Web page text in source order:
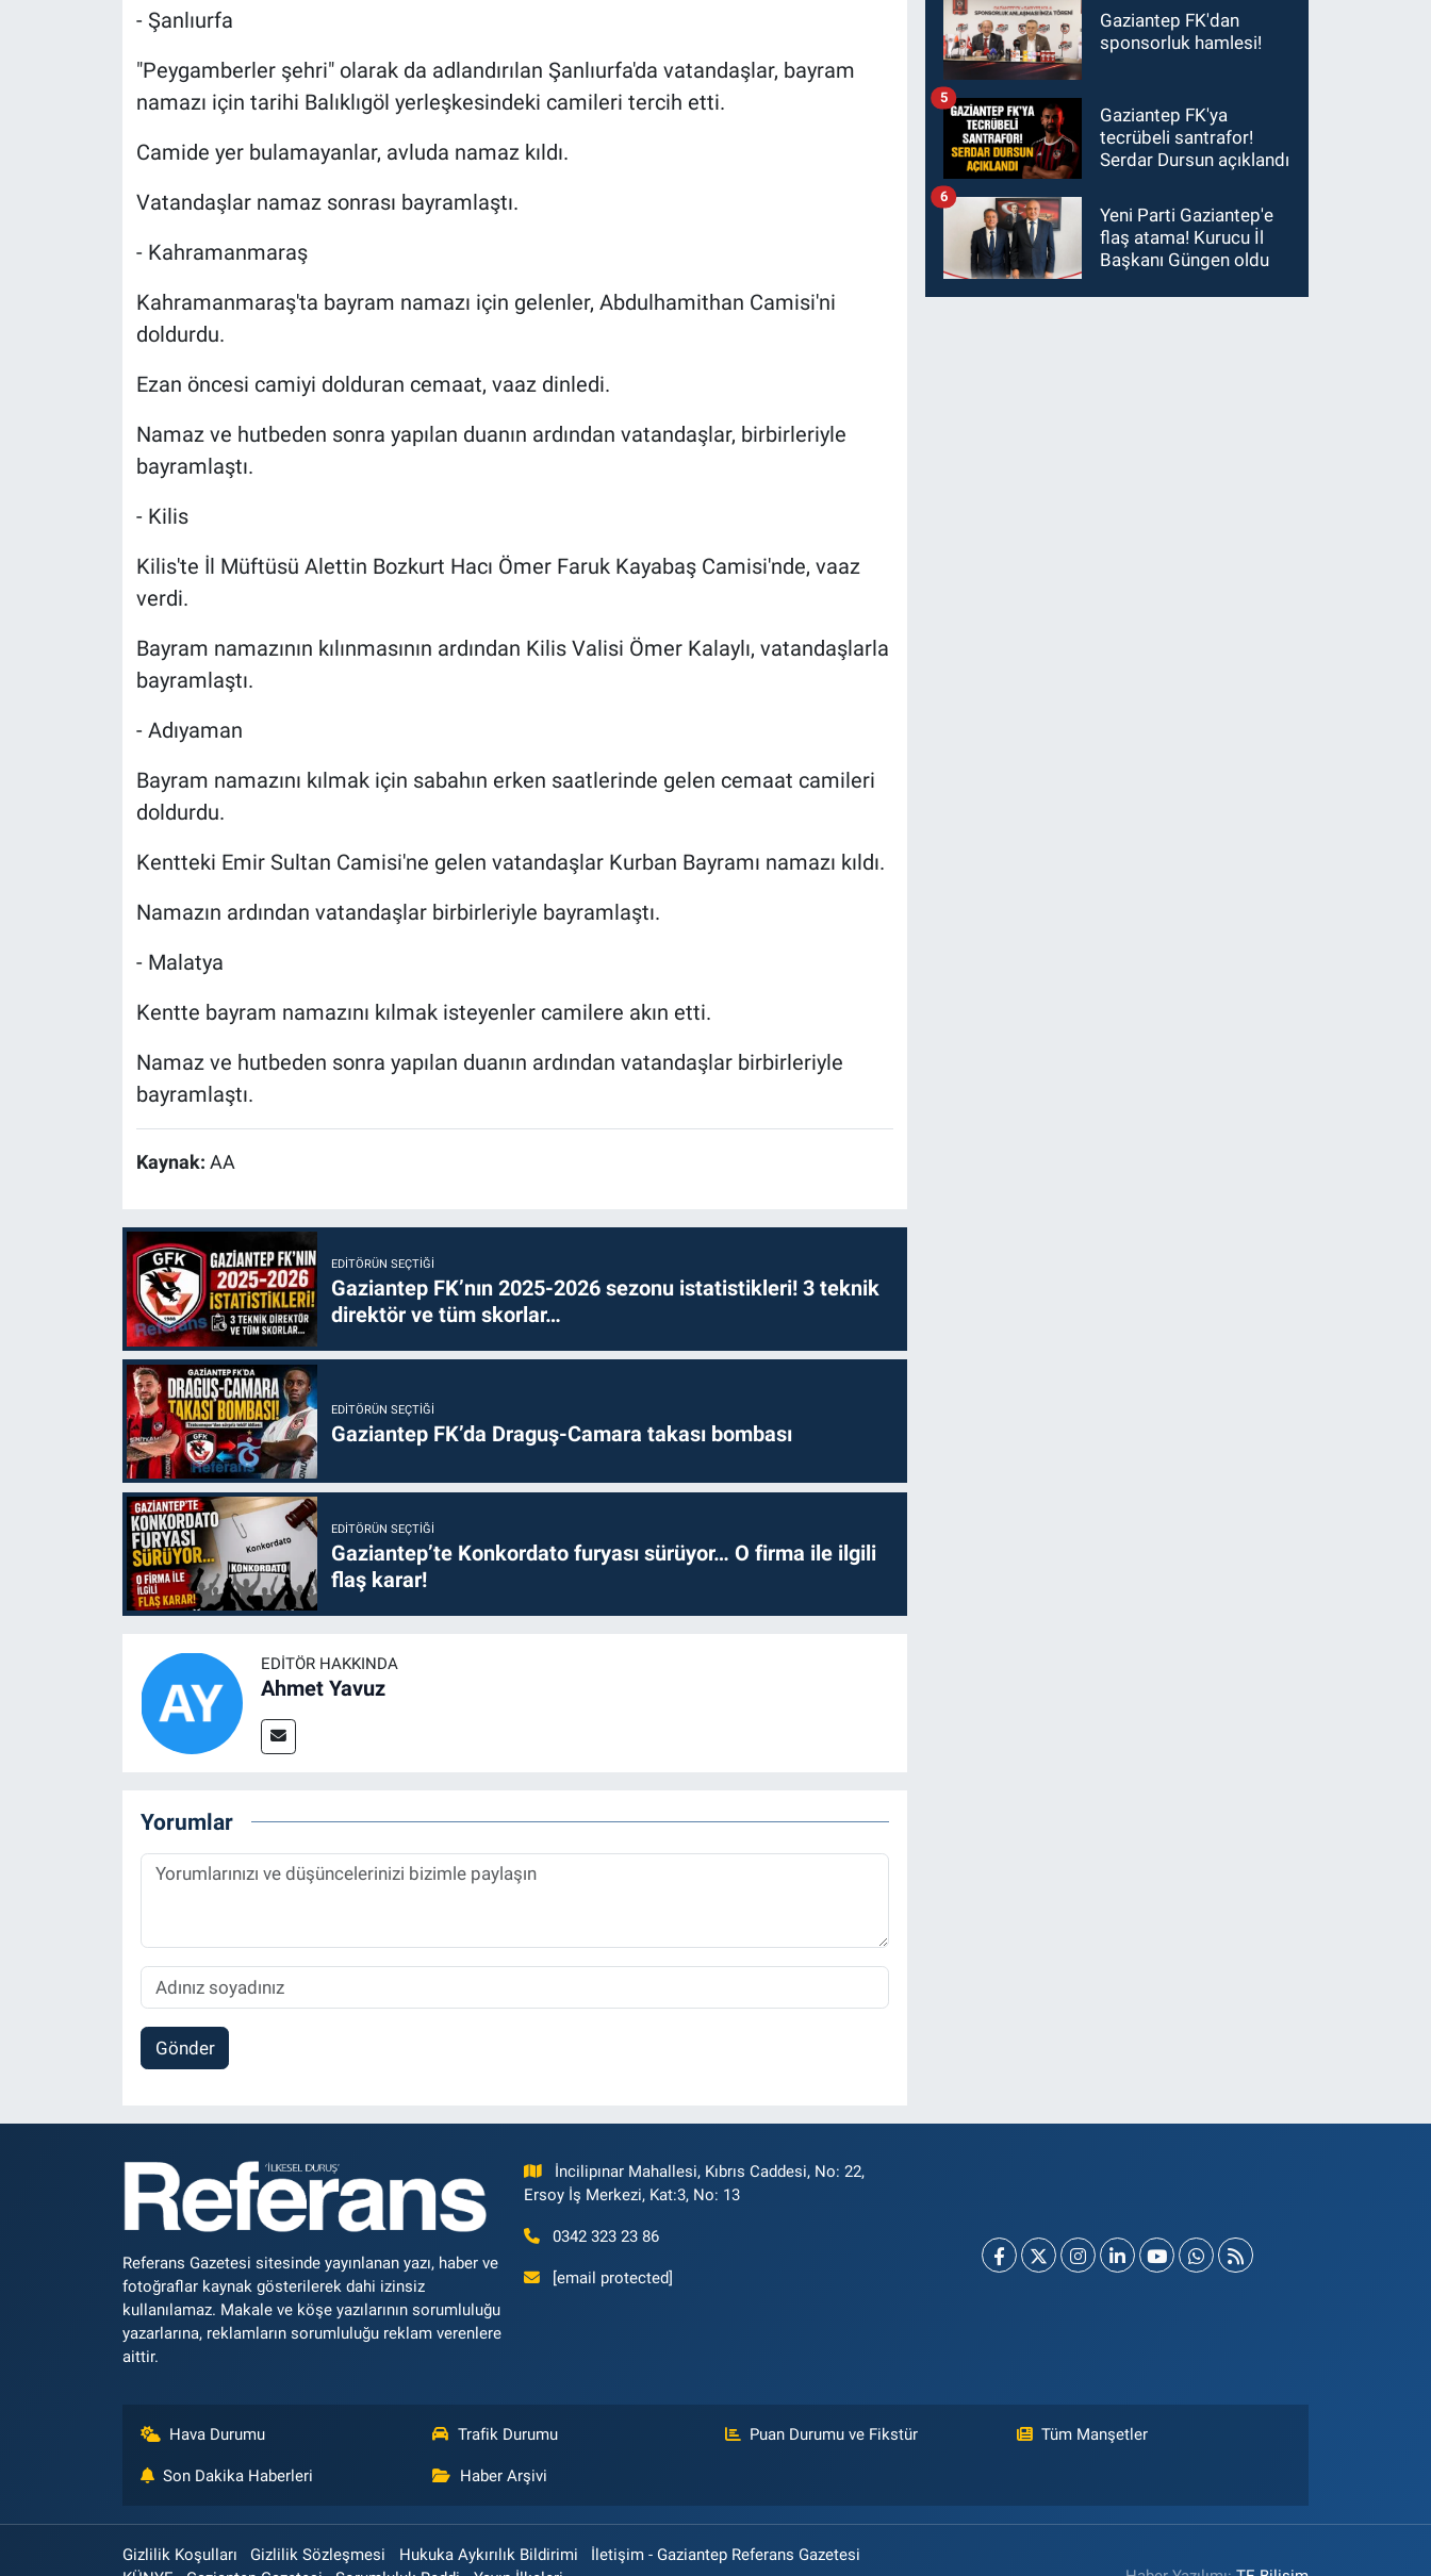
- Şanlıurfa
"Peygamberler şehri" olarak da adlandırılan Şanlıurfa'da vatandaşlar, bayram
namazı için tarihi Balıklıgöl yerleşkesindeki camileri tercih etti.
Camide yer bulamayanlar, avluda namaz kıldı.
Vatandaşlar namaz sonrası bayramlaştı.
- Kahramanmaraş
Kahramanmaraş'ta bayram namazı için gelenler, Abdulhamithan Camisi'ni
doldurdu.
Ezan öncesi camiyi dolduran cemaat, vaaz dinledi.
Namaz ve hutbeden sonra yapılan duanın ardından vatandaşlar, birbirleriyle
bayramlaştı.
- Kilis
Kilis'te İl Müftüsü Alettin Bozkurt Hacı Ömer Faruk Kayabaş Camisi'nde, vaaz
verdi.
Bayram namazının kılınmasının ardından Kilis Valisi Ömer Kalaylı, vatandaşlarla
bayramlaştı.
- Adıyaman
Bayram namazını kılmak için sabahın erken saatlerinde gelen cemaat camileri
doldurdu.
Kentteki Emir Sultan Camisi'ne gelen vatandaşlar Kurban Bayramı namazı kıldı.
Namazın ardından vatandaşlar birbirleriyle bayramlaştı.
- Malatya
Kentte bayram namazını kılmak isteyenler camilere akın etti.
Namaz ve hutbeden sonra yapılan duanın ardından vatandaşlar birbirleriyle
bayramlaştı.
Kaynak: AA
EDITÖRÜN SEÇTIĞI
Gaziantep FK’nın 2025-2026 sezonu istatistikleri! 3 teknik
direktör ve tüm skorlar…
EDITÖRÜN SEÇTIĞI
Gaziantep FK’da Draguş-Camara takası bombası
EDITÖRÜN SEÇTIĞI
Gaziantep’te Konkordato furyası sürüyor… O firma ile ilgili
flaş karar!
EDITÖR HAKKINDA
Ahmet Yavuz
Yorumlar
Gönder
Gaziantep FK'dan
sponsorluk hamlesi!
Gaziantep FK'ya
tecrübeli santrafor!
Serdar Dursun açıklandı
5
Yeni Parti Gaziantep'e
flaş atama! Kurucu İl
Başkanı Güngen oldu
6
Referans Gazetesi sitesinde yayınlanan yazı, haber ve
fotoğraflar kaynak gösterilerek dahi izinsiz
kullanılamaz. Makale ve köşe yazılarının sorumluluğu
yazarlarına, reklamların sorumluluğu reklam verenlere
aittir.
İncilipınar Mahallesi, Kıbrıs Caddesi, No: 22,
Ersoy İş Merkezi, Kat:3, No: 13
0342 323 23 86
[email protected]
Hava Durumu Trafik Durumu Puan Durumu ve Fikstür Tüm Manşetler
Son Dakika Haberleri Haber Arşivi
Gizlilik Koşulları Gizlilik Sözleşmesi Hukuka Aykırılık Bildirimi
İletişim - Gaziantep Referans Gazetesi